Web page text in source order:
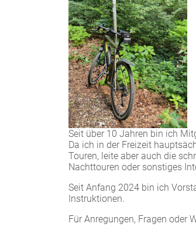
Seit über 10 Jahren bin ich
Da ich in der Freizeit
Touren, leite aber auch die
Nachttouren oder sonstiges
Seit Anfang 2024 bin ich
Instruktionen.
Für Anregungen, Fragen oder